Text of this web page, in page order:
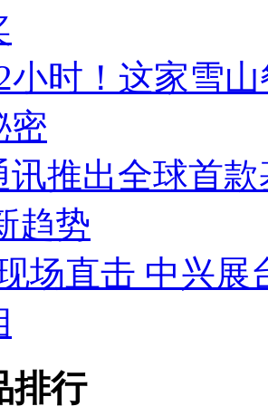
小时！这家雪
密
讯推出全球首
趋势
场直击 中兴展
排行